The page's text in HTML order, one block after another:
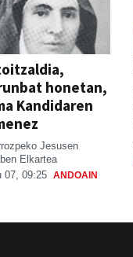
honetan,
Kandidaren
Jesusen
Elkartea
07, 09:25 ANDOAIN